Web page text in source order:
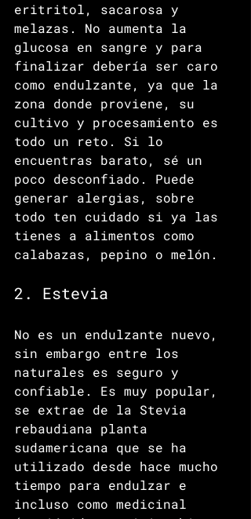
eritritol, sacarosa y
melazas. No aumenta la
glucosa en sangre y para
finalizar debería ser caro
como endulzante, ya que la
zona donde proviene, su
cultivo y procesamiento es
todo un reto. Si lo
encuentras barato, sé un
poco desconfiado. Puede
generar alergias, sobre
todo ten cuidado si ya las
tienes a alimentos como
calabazas, pepino o melón.
2. Estevia
No es un endulzante nuevo,
sin embargo entre los
naturales es seguro y
confiable. Es muy popular,
se extrae de la Stevia
rebaudiana planta
sudamericana que se ha
utilizado desde hace mucho
tiempo para endulzar e
incluso como medicinal